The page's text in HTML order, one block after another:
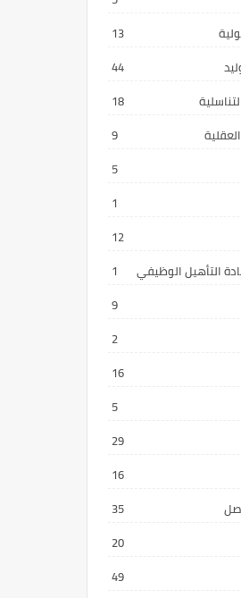
13
44
18
9
5
1
12
التأهيل الوظيفي
1
9
2
16
5
29
16
35
20
49